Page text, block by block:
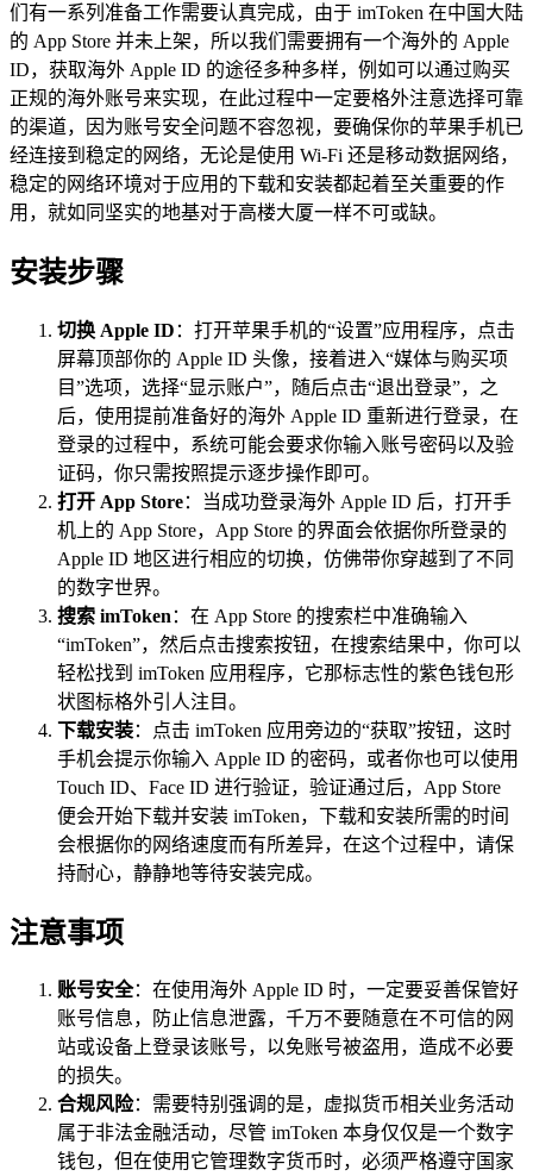
们有一系列准备工作需要认真完成，由于 imToken 在中国大陆
的 App Store 并未上架，所以我们需要拥有一个海外的 Apple
ID，获取海外 Apple ID 的途径多种多样，例如可以通过购买
正规的海外账号来实现，在此过程中一定要格外注意选择可靠
的渠道，因为账号安全问题不容忽视，要确保你的苹果手机已
经连接到稳定的网络，无论是使用 Wi-Fi 还是移动数据网络，
稳定的网络环境对于应用的下载和安装都起着至关重要的作
用，就如同坚实的地基对于高楼大厦一样不可或缺。
安装步骤
切换 Apple ID ：打开苹果手机的“设置”应用程序，点击
屏幕顶部你的 Apple ID 头像，接着进入“媒体与购买项
目”选项，选择“显示账户”，随后点击“退出登录”，之
后，使用提前准备好的海外 Apple ID 重新进行登录，在
登录的过程中，系统可能会要求你输入账号密码以及验
证码，你只需按照提示逐步操作即可。
打开 App Store：当成功登录海外 Apple ID 后，打开手
机上的 App Store，App Store 的界面会依据你所登录的
Apple ID 地区进行相应的切换，仿佛带你穿越到了不同
的数字世界。
搜索 imToken ：在 App Store 的搜索栏中准确输入
“imToken”，然后点击搜索按钮，在搜索结果中，你可以
轻松找到 imToken 应用程序，它那标志性的紫色钱包形
状图标格外引人注目。
下载安装：点击 imToken 应用旁边的“获取”按钮，这时
手机会提示你输入 Apple ID 的密码，或者你也可以使用
Touch ID、Face ID 进行验证，验证通过后，App Store
便会开始下载并安装 imToken，下载和安装所需的时间
会根据你的网络速度而有所差异，在这个过程中，请保
持耐心，静静地等待安装完成。
注意事项
账号安全：在使用海外 Apple ID 时，一定要妥善保管好
账号信息，防止信息泄露，千万不要随意在不可信的网
站或设备上登录该账号，以免账号被盗用，造成不必要
的损失。
合规风险：需要特别强调的是，虚拟货币相关业务活动
属于非法金融活动，尽管 imToken 本身仅仅是一个数字
钱包，但在使用它管理数字货币时，必须严格遵守国家